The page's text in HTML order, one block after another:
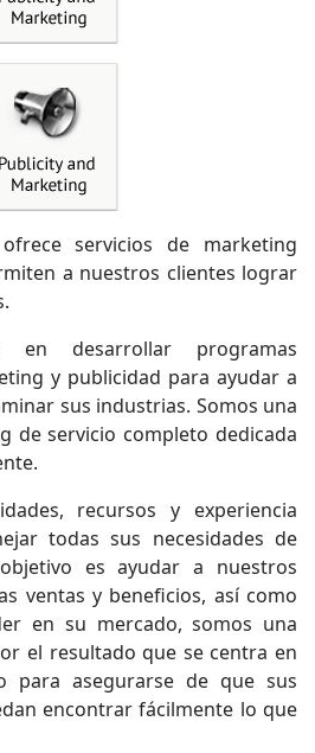
ofrece servicios de marketing
a nuestros clientes lograr
en desarrollar programas
y publicidad para ayudar a
sus industrias. Somos una
de servicio completo dedicada
recursos y experiencia
todas sus necesidades de
es ayudar a nuestros
ventas y beneficios, así como
en su mercado, somos una
el resultado que se centra en
para asegurarse de que sus
encontrar fácilmente lo que